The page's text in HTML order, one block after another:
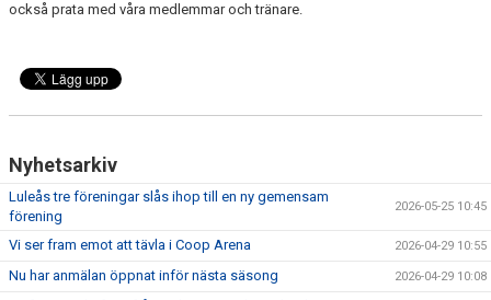
också prata med våra medlemmar och tränare.
Nyhetsarkiv
Luleås tre föreningar slås ihop till en ny gemensam
förening
2026-05-25 10:45
Vi ser fram emot att tävla i Coop Arena 2026-04-29 10:55
Nu har anmälan öppnat inför nästa säsong 2026-04-29 10:08